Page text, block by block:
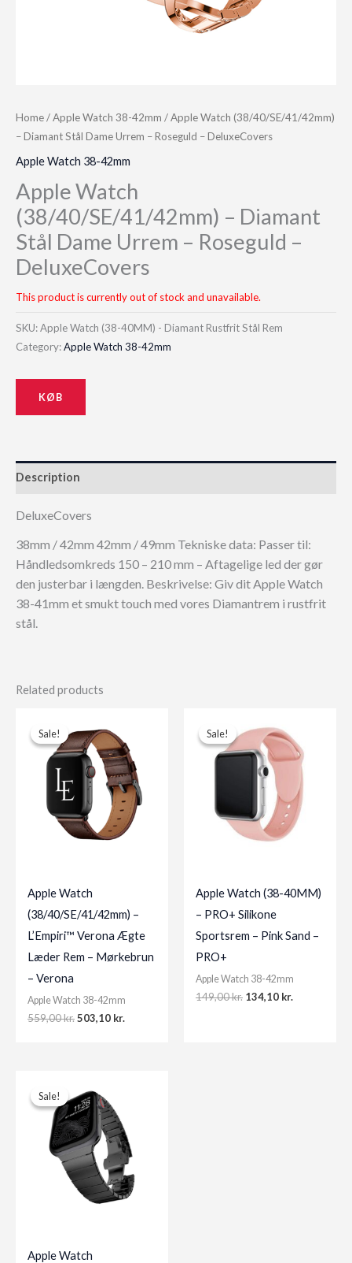
Home/Apple Watch 38-42mm / Apple Watch (38/40/SE/41/42mm)
– Diamant Stål Dame Urrem – Roseguld – DeluxeCovers
Apple Watch 38-42mm
Apple Watch
(38/40/SE/41/42mm) – Diamant
Stål Dame Urrem – Roseguld –
DeluxeCovers
This product is currently out of stock and unavailable.
SKU:Apple Watch (38-40MM) - Diamant Rustfrit Stål Rem
Category:Apple Watch 38-42mm
KØB
Description
DeluxeCovers
38mm / 42mm 42mm / 49mm Tekniske data: Passer til:
Håndledsomkreds 150 – 210 mm – Aftagelige led der gør
den justerbar i længden. Beskrivelse: Giv dit Apple Watch
38-41mm et smukt touch med vores Diamantrem i rustfrit
stål.
Related products
Sale!
Sale!
Apple Watch
(38/40/SE/41/42mm) –
L’Empiri™ Verona Ægte
Læder Rem – Mørkebrun
– Verona
Apple Watch 38-42mm
559,00kr. Original
503,10 kr.
Sale!
Sale!
Apple Watch (38-40MM)
– PRO+ Silikone
Sportsrem – Pink Sand –
PRO+
Apple Watch 38-42mm
149,00kr. Original
134,10 kr.
Sale!
Sale!
Apple Watch